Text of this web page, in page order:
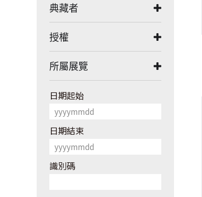
典藏者
授權
所屬展覽
日期起始
日期結束
識別碼